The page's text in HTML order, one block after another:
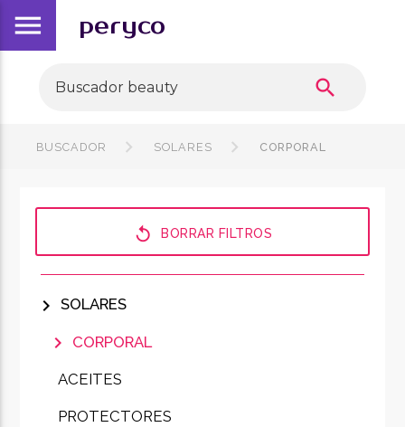
menu peryco
search
BUSCADOR SOLARES CORPORAL
replay BORRAR FILTROS
chevron_right SOLARES
chevron_right CORPORAL
ACEITES
PROTECTORES